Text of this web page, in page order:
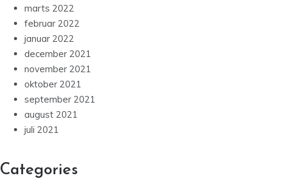
marts 2022
februar 2022
januar 2022
december 2021
november 2021
oktober 2021
september 2021
august 2021
juli 2021
Categories